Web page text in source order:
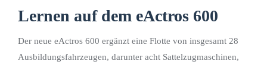
Lernen auf dem eActros 600
Der neue eActros 600 ergänzt eine Flotte von insgesamt 28
Ausbildungsfahrzeugen, darunter acht Sattelzugmaschinen,